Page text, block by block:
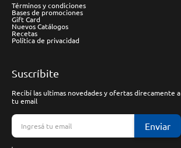
Términos y condiciones
Bases de promociones
Gift Card
Nuevos Catálogos
Recetas
Política de privacidad
Suscríbite
Recibí las ultimas novedades y ofertas direcamente a
tu email
Enviar